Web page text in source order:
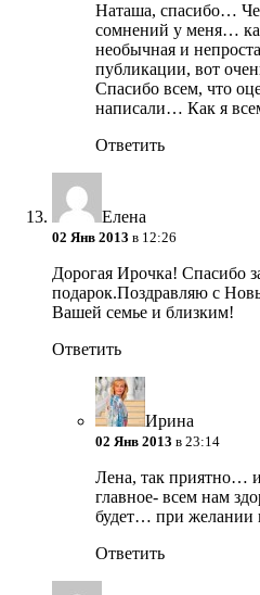
Наташа, спасибо…
сомнений у меня…
необычная и
публикации, вот
Спасибо всем, что
написали… Как я
Ответить
Елена
02 Янв 2013 в 12:26
Дорогая Ирочка! Спасибо
подарок.Поздравляю с
Вашей семье и близким!
Ответить
Ирина
02 Янв 2013 в 23:14
Лена, так приятно…
главное- всем нам
будет… при желании
Ответить